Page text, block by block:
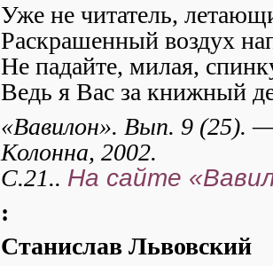
Уже не читатель,
Раскрашенный воздух
Не падайте, милая,
Ведь я Вас за книжный
«Вавилон». Вып. 9
Колонна, 2002.
С.21.. На сайте
:
Станислав Львовский